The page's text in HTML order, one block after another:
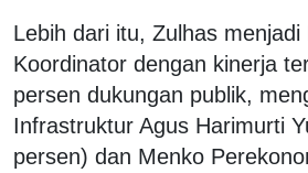
Lebih dari itu, Zulhas menjadi
Koordinator dengan kinerja
persen dukungan publik,
Infrastruktur Agus Harimurti
persen) dan Menko